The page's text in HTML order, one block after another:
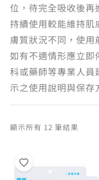
位，待完全吸收後再
持續使用較能維持肌
膚質狀況不同，使用
如有不適情形應立即
科或藥師等專業人員
示之使用說明與保存
顯示所有 12 筆結果